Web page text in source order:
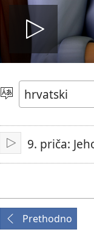
video
Jezik
Pokreni
9. priča:
Prethodno